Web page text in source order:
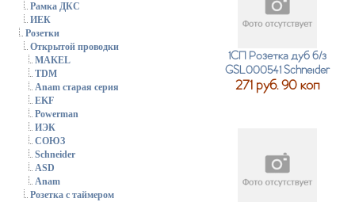
Рамка ДКС
ИЕК
Розетки
Открытой проводки
MAKEL
TDM
Anam старая серия
EKF
Powerman
ИЭК
СОЮЗ
Schneider
ASD
Anam
Розетка с таймером
1СП Розетка дуб б/з
GSL000541 Schneider
271 руб. 90 коп